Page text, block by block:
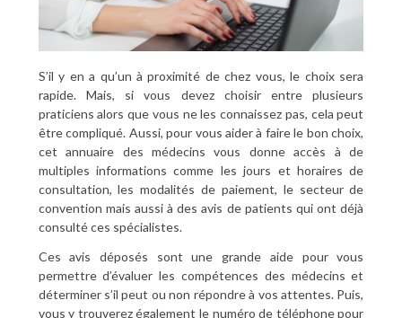
S’il y en a qu’un à proximité de chez vous, le choix sera
rapide. Mais, si vous devez choisir entre plusieurs
praticiens alors que vous ne les connaissez pas, cela peut
être compliqué. Aussi, pour vous aider à faire le bon choix,
cet annuaire des médecins vous donne accès à de
multiples informations comme les jours et horaires de
consultation, les modalités de paiement, le secteur de
convention mais aussi à des avis de patients qui ont déjà
consulté ces spécialistes.
Ces avis déposés sont une grande aide pour vous
permettre d’évaluer les compétences des médecins et
déterminer s’il peut ou non répondre à vos attentes. Puis,
vous y trouverez également le numéro de téléphone pour